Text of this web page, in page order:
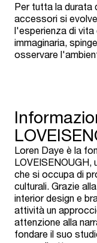
Per tutta la durata
accessori si
l'esperienza di vita
immaginaria,
osservare
Loren Daye è la
che si occupa di
culturali. Grazie
interior design e
attività un
attenzione alla
fondare il suo